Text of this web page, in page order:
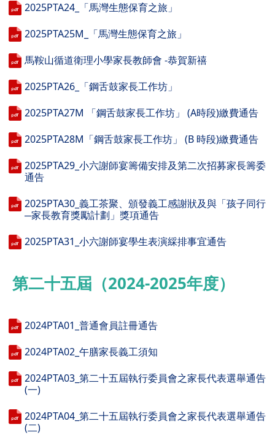
2025PTA24_「馬灣生態保育之旅」
2025PTA25M_「馬灣生態保育之旅」
馬鞍山循道衛理小學家長教師會 -恭賀新禧
2025PTA26_「鋼舌鼓家長工作坊」
2025PTA27M 「鋼舌鼓家長工作坊」 (A時段)繳費通告
2025PTA28M「鋼舌鼓家長工作坊」 (B 時段)繳費通告
2025PTA29_小六謝師宴籌備安排及第二次招募家長籌委
通告
2025PTA30_義工茶聚、頒發義工感謝狀及與「孩子同行
─家長教育獎勵計劃」獎項通告
2025PTA31_小六謝師宴學生表演綵排事宜通告
第二十五屆（2024-2025年度）
2024PTA01_普通會員註冊通告
2024PTA02_午膳家長義工須知
2024PTA03_第二十五屆執行委員會之家長代表選舉通告
(一)
2024PTA04_第二十五屆執行委員會之家長代表選舉通告
(二)